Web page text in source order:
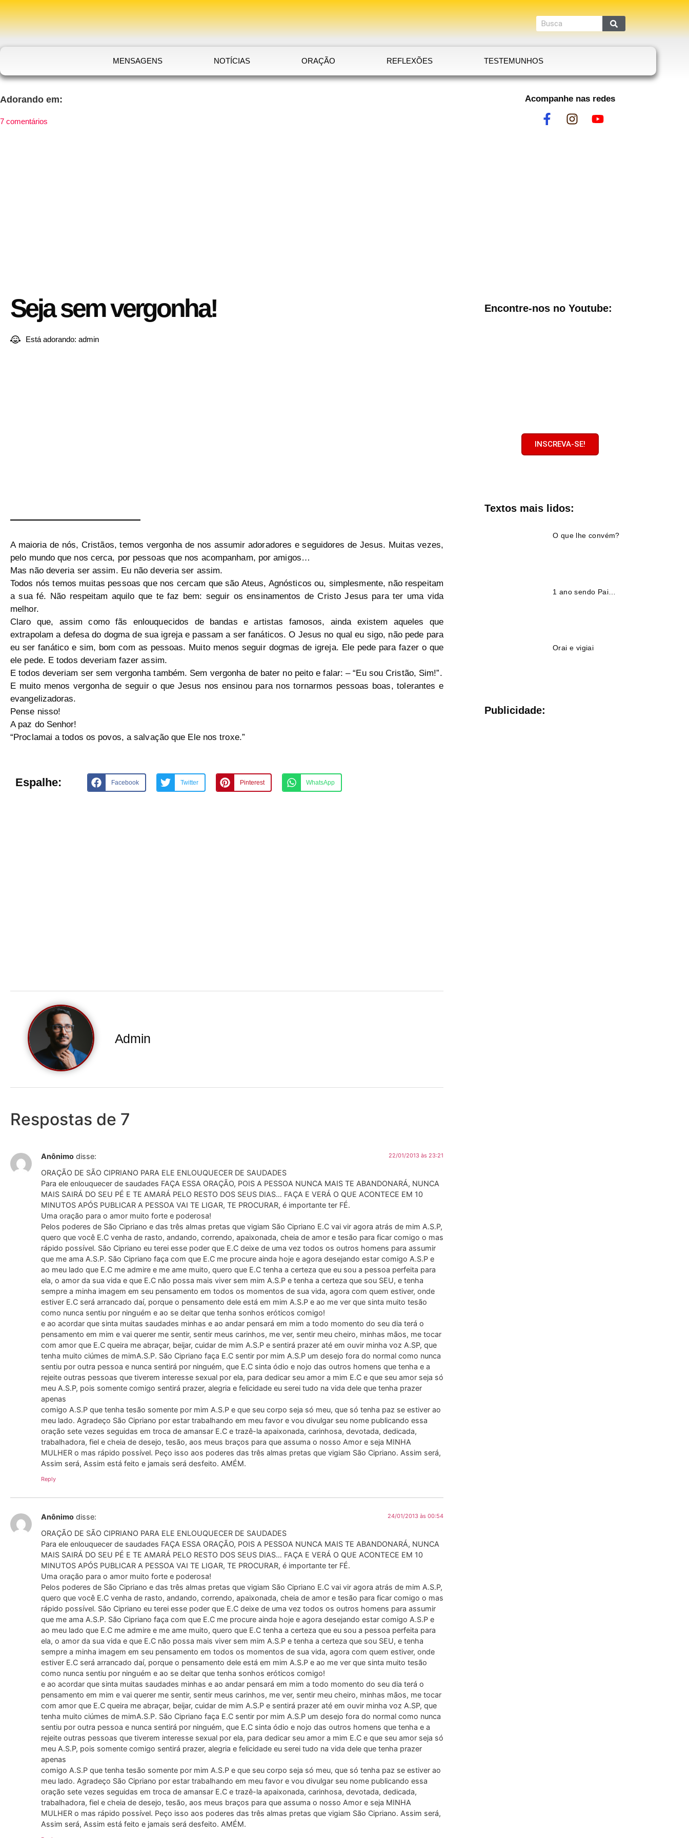
MENSAGENS NOTÍCIAS ORAÇÃO REFLEXÕES TESTEMUNHOS
Adorando em:
7 comentários
Acompanhe nas redes
Seja sem vergonha!
Está adorando: admin
A maioria de nós, Cristãos, temos vergonha de nos assumir adoradores e seguidores de Jesus. Muitas vezes,
pelo mundo que nos cerca, por pessoas que nos acompanham, por amigos…
Mas não deveria ser assim. Eu não deveria ser assim.
Todos nós temos muitas pessoas que nos cercam que são Ateus, Agnósticos ou, simplesmente, não respeitam
a sua fé. Não respeitam aquilo que te faz bem: seguir os ensinamentos de Cristo Jesus para ter uma vida
melhor.
Claro que, assim como fãs enlouquecidos de bandas e artistas famosos, ainda existem aqueles que
extrapolam a defesa do dogma de sua igreja e passam a ser fanáticos. O Jesus no qual eu sigo, não pede para
eu ser fanático e sim, bom com as pessoas. Muito menos seguir dogmas de igreja. Ele pede para fazer o que
ele pede. E todos deveriam fazer assim.
E todos deveriam ser sem vergonha também. Sem vergonha de bater no peito e falar: – “Eu sou Cristão, Sim!”.
E muito menos vergonha de seguir o que Jesus nos ensinou para nos tornarmos pessoas boas, tolerantes e
evangelizadoras.
Pense nisso!
A paz do Senhor!
“Proclamai a todos os povos, a salvação que Ele nos troxe.”
Espalhe: Facebook Twitter Pinterest WhatsApp
Admin
Respostas de 7
Anônimo disse: 22/01/2013 às 23:21
ORAÇÃO DE SÃO CIPRIANO PARA ELE ENLOUQUECER DE SAUDADES
Para ele enlouquecer de saudades FAÇA ESSA ORAÇÃO, POIS A PESSOA NUNCA MAIS TE ABANDONARÁ, NUNCA
MAIS SAIRÁ DO SEU PÉ E TE AMARÁ PELO RESTO DOS SEUS DIAS… FAÇA E VERÁ O QUE ACONTECE EM 10
MINUTOS APÓS PUBLICAR A PESSOA VAI TE LIGAR, TE PROCURAR, é importante ter FÉ.
Uma oração para o amor muito forte e poderosa!
Pelos poderes de São Cipriano e das três almas pretas que vigiam São Cipriano E.C vai vir agora atrás de mim A.S.P,
quero que você E.C venha de rasto, andando, correndo, apaixonada, cheia de amor e tesão para ficar comigo o mas
rápido possível. São Cipriano eu terei esse poder que E.C deixe de uma vez todos os outros homens para assumir
que me ama A.S.P. São Cipriano faça com que E.C me procure ainda hoje e agora desejando estar comigo A.S.P e
ao meu lado que E.C me admire e me ame muito, quero que E.C tenha a certeza que eu sou a pessoa perfeita para
ela, o amor da sua vida e que E.C não possa mais viver sem mim A.S.P e tenha a certeza que sou SEU, e tenha
sempre a minha imagem em seu pensamento em todos os momentos de sua vida, agora com quem estiver, onde
estiver E.C será arrancado daí, porque o pensamento dele está em mim A.S.P e ao me ver que sinta muito tesão
como nunca sentiu por ninguém e ao se deitar que tenha sonhos eróticos comigo!
e ao acordar que sinta muitas saudades minhas e ao andar pensará em mim a todo momento do seu dia terá o
pensamento em mim e vai querer me sentir, sentir meus carinhos, me ver, sentir meu cheiro, minhas mãos, me tocar
com amor que E.C queira me abraçar, beijar, cuidar de mim A.S.P e sentirá prazer até em ouvir minha voz A.SP, que
tenha muito ciúmes de mimA.S.P. São Cipriano faça E.C sentir por mim A.S.P um desejo fora do normal como nunca
sentiu por outra pessoa e nunca sentirá por ninguém, que E.C sinta ódio e nojo das outros homens que tenha e a
rejeite outras pessoas que tiverem interesse sexual por ela, para dedicar seu amor a mim E.C e que seu amor seja só
meu A.S.P, pois somente comigo sentirá prazer, alegria e felicidade eu serei tudo na vida dele que tenha prazer
apenas
comigo A.S.P que tenha tesão somente por mim A.S.P e que seu corpo seja só meu, que só tenha paz se estiver ao
meu lado. Agradeço São Cipriano por estar trabalhando em meu favor e vou divulgar seu nome publicando essa
oração sete vezes seguidas em troca de amansar E.C e trazê-la apaixonada, carinhosa, devotada, dedicada,
trabalhadora, fiel e cheia de desejo, tesão, aos meus braços para que assuma o nosso Amor e seja MINHA
MULHER o mas rápido possível. Peço isso aos poderes das três almas pretas que vigiam São Cipriano. Assim será,
Assim será, Assim está feito e jamais será desfeito. AMÉM.
Reply
Anônimo disse: 24/01/2013 às 00:54
ORAÇÃO DE SÃO CIPRIANO PARA ELE ENLOUQUECER DE SAUDADES
Para ele enlouquecer de saudades FAÇA ESSA ORAÇÃO, POIS A PESSOA NUNCA MAIS TE ABANDONARÁ, NUNCA
MAIS SAIRÁ DO SEU PÉ E TE AMARÁ PELO RESTO DOS SEUS DIAS… FAÇA E VERÁ O QUE ACONTECE EM 10
MINUTOS APÓS PUBLICAR A PESSOA VAI TE LIGAR, TE PROCURAR, é importante ter FÉ.
Uma oração para o amor muito forte e poderosa!
Pelos poderes de São Cipriano e das três almas pretas que vigiam São Cipriano E.C vai vir agora atrás de mim A.S.P,
quero que você E.C venha de rasto, andando, correndo, apaixonada, cheia de amor e tesão para ficar comigo o mas
rápido possível. São Cipriano eu terei esse poder que E.C deixe de uma vez todos os outros homens para assumir
que me ama A.S.P. São Cipriano faça com que E.C me procure ainda hoje e agora desejando estar comigo A.S.P e
ao meu lado que E.C me admire e me ame muito, quero que E.C tenha a certeza que eu sou a pessoa perfeita para
ela, o amor da sua vida e que E.C não possa mais viver sem mim A.S.P e tenha a certeza que sou SEU, e tenha
sempre a minha imagem em seu pensamento em todos os momentos de sua vida, agora com quem estiver, onde
estiver E.C será arrancado daí, porque o pensamento dele está em mim A.S.P e ao me ver que sinta muito tesão
como nunca sentiu por ninguém e ao se deitar que tenha sonhos eróticos comigo!
e ao acordar que sinta muitas saudades minhas e ao andar pensará em mim a todo momento do seu dia terá o
pensamento em mim e vai querer me sentir, sentir meus carinhos, me ver, sentir meu cheiro, minhas mãos, me tocar
com amor que E.C queira me abraçar, beijar, cuidar de mim A.S.P e sentirá prazer até em ouvir minha voz A.SP, que
tenha muito ciúmes de mimA.S.P. São Cipriano faça E.C sentir por mim A.S.P um desejo fora do normal como nunca
sentiu por outra pessoa e nunca sentirá por ninguém, que E.C sinta ódio e nojo das outros homens que tenha e a
rejeite outras pessoas que tiverem interesse sexual por ela, para dedicar seu amor a mim E.C e que seu amor seja só
meu A.S.P, pois somente comigo sentirá prazer, alegria e felicidade eu serei tudo na vida dele que tenha prazer
apenas
comigo A.S.P que tenha tesão somente por mim A.S.P e que seu corpo seja só meu, que só tenha paz se estiver ao
meu lado. Agradeço São Cipriano por estar trabalhando em meu favor e vou divulgar seu nome publicando essa
oração sete vezes seguidas em troca de amansar E.C e trazê-la apaixonada, carinhosa, devotada, dedicada,
trabalhadora, fiel e cheia de desejo, tesão, aos meus braços para que assuma o nosso Amor e seja MINHA
MULHER o mas rápido possível. Peço isso aos poderes das três almas pretas que vigiam São Cipriano. Assim será,
Assim será, Assim está feito e jamais será desfeito. AMÉM.
Encontre-nos no Youtube:
INSCREVA-SE!
Textos mais lidos:
O que lhe convém?
1 ano sendo Pai…
Orai e vigiai
Publicidade: